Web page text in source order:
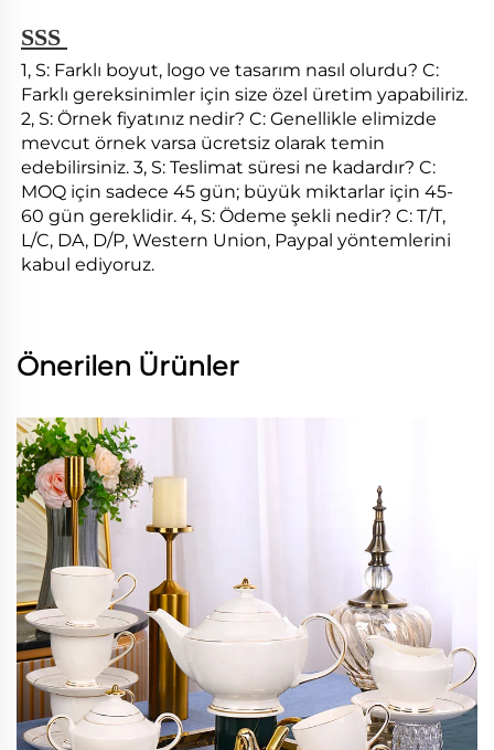
SSS
1, S: Farklı boyut, logo ve tasarım nasıl olurdu? C:
Farklı gereksinimler için size özel üretim yapabiliriz.
2, S: Örnek fiyatınız nedir? C: Genellikle elimizde
mevcut örnek varsa ücretsiz olarak temin
edebilirsiniz. 3, S: Teslimat süresi ne kadardır? C:
MOQ için sadece 45 gün; büyük miktarlar için 45-
60 gün gereklidir. 4, S: Ödeme şekli nedir? C: T/T,
L/C, DA, D/P, Western Union, Paypal yöntemlerini
kabul ediyoruz.
Önerilen Ürünler